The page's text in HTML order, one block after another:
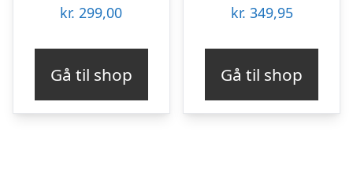
kr. 299,00
Gå til shop
kr. 349,95
Gå til shop